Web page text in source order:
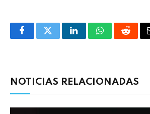
FacebookTwitterLinkedInWhatsAppReddit
NOTICIAS RELACIONADAS